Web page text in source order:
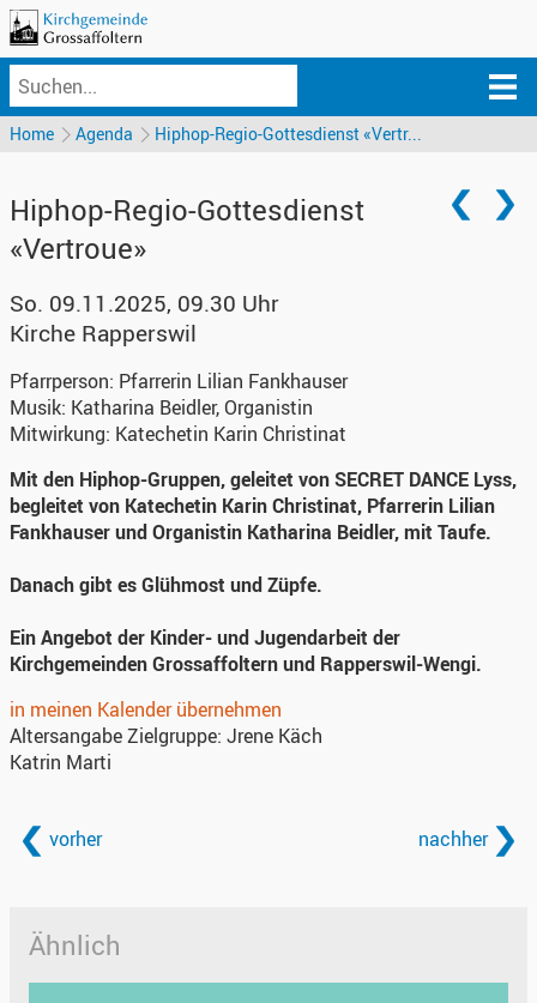
Home Agenda Hiphop-Regio-Gottesdienst «Vertr...
Hiphop-Regio-Gottesdienst
«Vertroue»
So. 09.11.2025, 09.30 Uhr
Kirche Rapperswil
Pfarrperson: Pfarrerin Lilian Fankhauser
Musik: Katharina Beidler, Organistin
Mitwirkung: Katechetin Karin Christinat
Mit den Hiphop-Gruppen, geleitet von SECRET DANCE Lyss,
begleitet von Katechetin Karin Christinat, Pfarrerin Lilian
Fankhauser und Organistin Katharina Beidler, mit Taufe.
Danach gibt es Glühmost und Züpfe.
Ein Angebot der Kinder- und Jugendarbeit der
Kirchgemeinden Grossaffoltern und Rapperswil-Wengi.
in meinen Kalender übernehmen
Altersangabe Zielgruppe: Jrene Käch
Katrin Marti
vorher nachher
Ähnlich